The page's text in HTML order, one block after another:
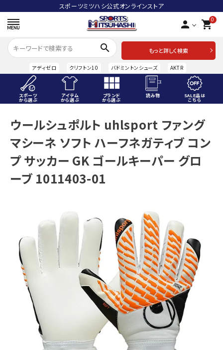
スポーツミツハシ公式オンラインストア
person 0
shopping_cart
search
もっと詳しく検索
アディゼロ クリフトン10 バドミントンシューズ AKTR
スポーツ
から選ぶ
アイテム
から選ぶ
ブランド
から選ぶ
読み物 SALE品は
こちら
ACCOUNT MENU
ようこそ ゲスト 様
meeting_room ログイン person 会員登録
スポーツから選ぶ
ブランドから選ぶ
SALE品はこちら
INFORMATIOM
ご利用ガイド
お問い合わせ
メルマガ登録
ウールシュポルト uhlsport ファング
マシーネ ソフト ハーフネガティブ コン
プ サッカー GK ゴールキーパー グロ
ーブ 1011403-01